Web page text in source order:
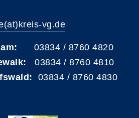
vg.de
03834 / 8760 4820
03834 / 8760 4810
03834 / 8760 4830